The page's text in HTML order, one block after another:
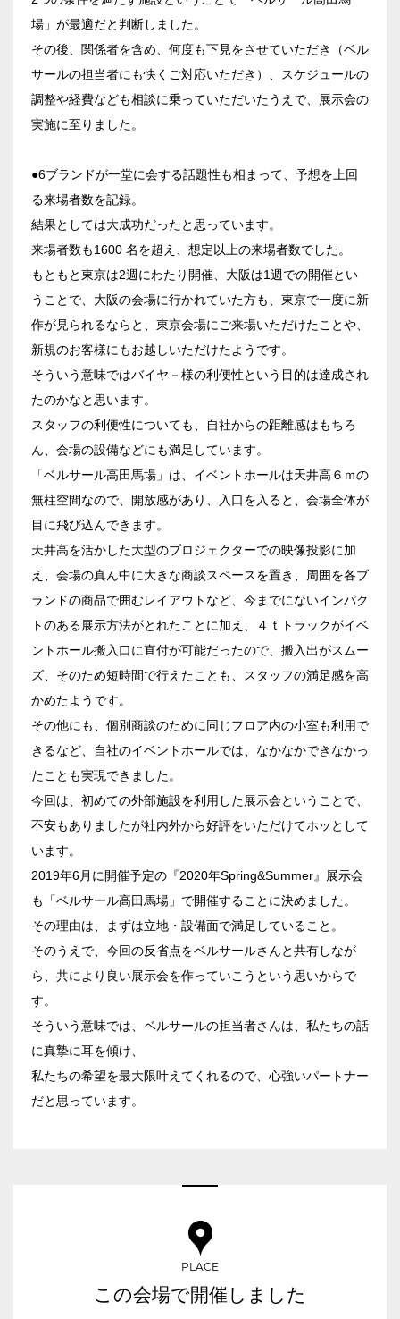
場」が最適だと判断しました。
その後、関係者を含め、何度も下見をさせていただき（ベル
サールの担当者にも快くご対応いただき）、スケジュールの
調整や経費なども相談に乗っていただいたうえで、展示会の
実施に至りました。
●6ブランドが一堂に会する話題性も相まって、予想を上回
る来場者数を記録。
結果としては大成功だったと思っています。
来場者数も1600 名を超え、想定以上の来場者数でした。
もともと東京は2週にわたり開催、大阪は1週での開催とい
うことで、大阪の会場に行かれていた方も、東京で一度に新
作が見られるならと、東京会場にご来場いただけたことや、
新規のお客様にもお越しいただけたようです。
そういう意味ではバイヤ－様の利便性という目的は達成され
たのかなと思います。
スタッフの利便性についても、自社からの距離感はもちろ
ん、会場の設備などにも満足しています。
「ベルサール高田馬場」は、イベントホールは天井高６ｍの
無柱空間なので、開放感があり、入口を入ると、会場全体が
目に飛び込んできます。
天井高を活かした大型のプロジェクターでの映像投影に加
え、会場の真ん中に大きな商談スペースを置き、周囲を各ブ
ランドの商品で囲むレイアウトなど、今までにないインパク
トのある展示方法がとれたことに加え、４ｔトラックがイベ
ントホール搬入口に直付が可能だったので、搬入出がスムー
ズ、そのため短時間で行えたことも、スタッフの満足感を高
かめたようです。
その他にも、個別商談のために同じフロア内の小室も利用で
きるなど、自社のイベントホールでは、なかなかできなかっ
たことも実現できました。
今回は、初めての外部施設を利用した展示会ということで、
不安もありましたが社内外から好評をいただけてホッとして
います。
2019年6月に開催予定の『2020年Spring&Summer』展示会
も「ベルサール高田馬場」で開催することに決めました。
その理由は、まずは立地・設備面で満足していること。
そのうえで、今回の反省点をベルサールさんと共有しなが
ら、共により良い展示会を作っていこうという思いからで
す。
そういう意味では、ベルサールの担当者さんは、私たちの話
に真摯に耳を傾け、
私たちの希望を最大限叶えてくれるので、心強いパートナー
だと思っています。
PLACE
この会場で開催しました
こちらの会議室の空室状況は
以下からお問合せください。
お電話でのお問合せ
03-3346-1396
お問合せフォーム
口の字型
面積
会場の種類
イベントホール 会議室
こだわり条件 ※複数選択可能
特長で選ぶ
駅直結 天井高3.5ｍ以上
窓があり開放感のある
会場
喫煙所あり
大型スクリーンあり 控室あり
用途で選ぶ
パーティ・懇親会 株主総会・IR
試験 展示会・販売会
この条件で検索
選択している条件を リセットする